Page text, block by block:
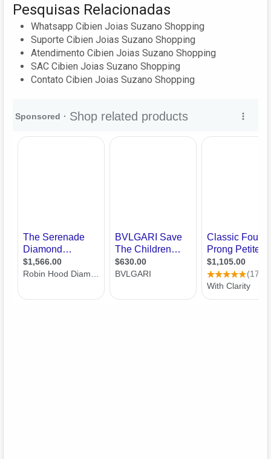
Pesquisas Relacionadas
Whatsapp Cibien Joias Suzano Shopping
Suporte Cibien Joias Suzano Shopping
Atendimento Cibien Joias Suzano Shopping
SAC Cibien Joias Suzano Shopping
Contato Cibien Joias Suzano Shopping